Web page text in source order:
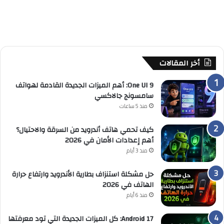
أخر المقالات
One UI 9: أهم الميزات الجديدة القادمة لهواتف
سامسونج جالاكسي
منذ 5 ساعات
كيف تحمي هاتف أندرويد من السرقة والاحتيال؟
أهم إعدادات الأمان في 2026
منذ 3 أيام
حل مشكلة استنزاف بطارية الأندرويد وارتفاع حرارة
الهاتف في 2026
منذ 6 أيام
Android 17: كل الميزات الجديدة التي تود معرفتها